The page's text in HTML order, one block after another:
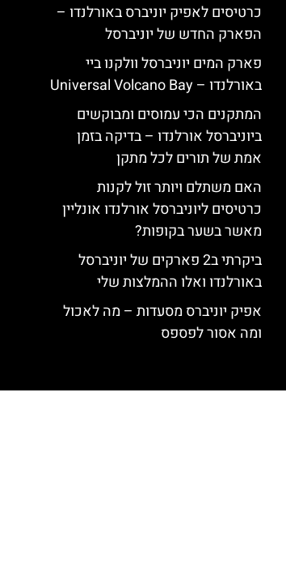
כרטיסים לאפיק יוניברס באורלנדו –
הפארק החדש של יוניברסל
פארק המים יוניברסל וולקנו ביי
באורלנדו – Universal Volcano Bay
המתקנים הכי עמוסים ומבוקשים
ביוניברסל אורלנדו – בדיקה בזמן
אמת של תורים לכל מתקן
האם משתלם ויותר זול לקנות
כרטיסים ליוניברסל אורלנדו אונליין
מאשר בשער בקופות?
ביקרתי ב2 פארקים של יוניברסל
באורלנדו ואלו ההמלצות שלי
אפיק יוניברס מסעדות – מה לאכול
ומה אסור לפספס